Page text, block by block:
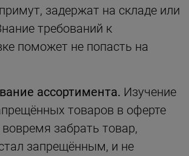
задержат на складе или
требований к
поможет не попасть на
ассортимента. Изучение
товаров в оферте
забрать товар,
запрещённым, и не